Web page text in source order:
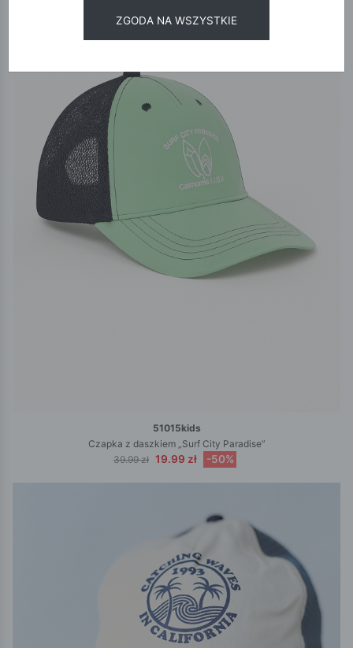
51015kids
Czapka z daszkiem „Surf City Paradise”
39.99 zł 19.99 zł -50%
ZGODA NA WSZYSTKIE